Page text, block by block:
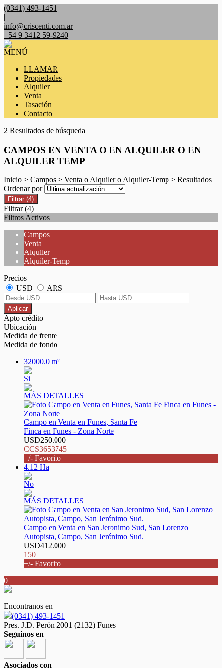
(0341) 493-1451
|
info@criscenti.com.ar
+54 9 3412 59-9240
MENÚ
LLAMAR
Propiedades
Alquiler
Venta
Tasación
Contacto
2 Resultados de búsqueda
CAMPOS EN VENTA O EN ALQUILER O EN
ALQUILER TEMP
Inicio > Campos > Venta oAlquileroAlquiler-Temp > Resultados
Ordenar por
Filtrar (4)
Filtrar (4)
Filtros Activos
Campos
Venta
Alquiler
Alquiler-Temp
Precios
USD
ARS
Aplicar
Apto crédito
Ubicación
Medida de frente
Medida de fondo
32000.0 m²
Si
MÁS DETALLES
Campo en Venta en Funes, Santa Fe
Finca en Funes - Zona Norte
USD250.000
CCS3653745
+/- Favorito
4.12 Ha
No
MÁS DETALLES
Campo en Venta en San Jeronimo Sud, San Lorenzo
Autopista, Campo, San Jerónimo Sud.
USD412.000
150
+/- Favorito
0
Encontranos en
(0341) 493-1451
Pres. J.D. Perón 2001 (2132) Funes
Seguinos en
Asociados con